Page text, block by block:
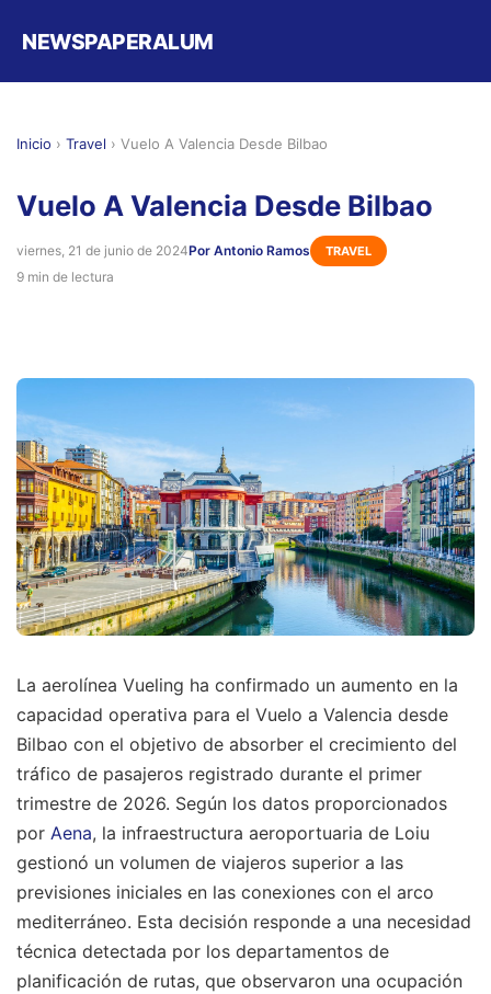
NEWSPAPERALUM
Inicio › Travel › Vuelo A Valencia Desde Bilbao
Vuelo A Valencia Desde Bilbao
viernes, 21 de junio de 2024Por Antonio Ramos TRAVEL
9 min de lectura
La aerolínea Vueling ha confirmado un aumento en la
capacidad operativa para el Vuelo a Valencia desde
Bilbao con el objetivo de absorber el crecimiento del
tráfico de pasajeros registrado durante el primer
trimestre de 2026. Según los datos proporcionados
por Aena, la infraestructura aeroportuaria de Loiu
gestionó un volumen de viajeros superior a las
previsiones iniciales en las conexiones con el arco
mediterráneo. Esta decisión responde a una necesidad
técnica detectada por los departamentos de
planificación de rutas, que observaron una ocupación